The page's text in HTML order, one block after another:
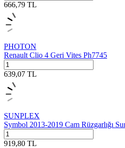
666,79 TL
PHOTON
Renault Clio 4 Geri Vites Ph7745
639,07 TL
SUNPLEX
Symbol 2013-2019 Cam Rüzgarlığı
919,80 TL